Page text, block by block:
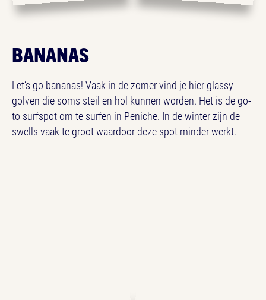
BANANAS
Let’s go bananas! Vaak in de zomer vind je hier glassy
golven die soms steil en hol kunnen worden. Het is de go-
to surfspot om te surfen in Peniche. In de winter zijn de
swells vaak te groot waardoor deze spot minder werkt.